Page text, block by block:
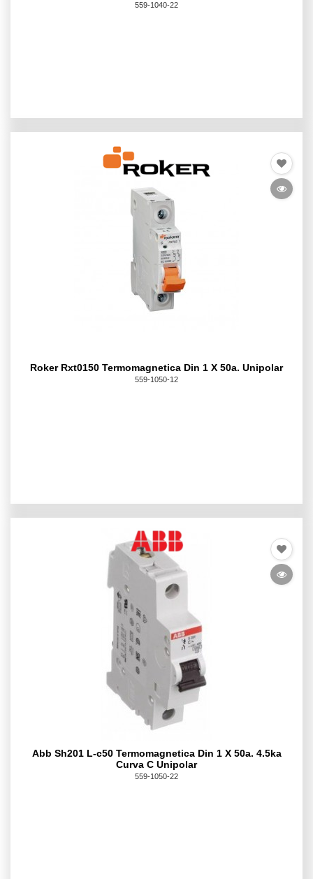
559-1040-22
Roker Rxt0150 Termomagnetica Din 1 X 50a. Unipolar
559-1050-12
Abb Sh201 L-c50 Termomagnetica Din 1 X 50a. 4.5ka
Curva C Unipolar
559-1050-22